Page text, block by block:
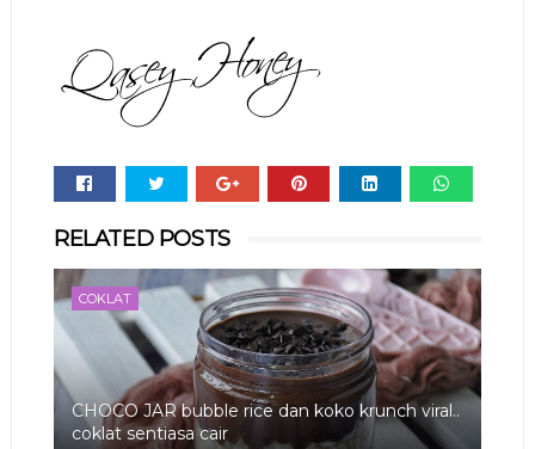
RELATED POSTS
COKLAT
CHOCO JAR bubble rice dan koko krunch viral..
coklat sentiasa cair